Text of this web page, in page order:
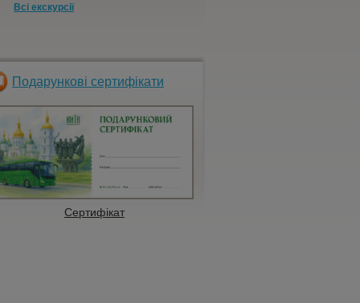
Всі екскурсії
Подарункові сертифікати
Сертифікат